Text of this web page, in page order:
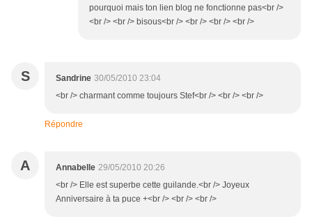
pourquoi mais ton lien blog ne fonctionne pas<br />
<br /> <br /> bisous<br /> <br /> <br /> <br />
S Sandrine 30/05/2010 23:04
<br /> charmant comme toujours Stef<br /> <br /> <br />
Répondre
A Annabelle 29/05/2010 20:26
<br /> Elle est superbe cette guilande.<br /> Joyeux
Anniversaire à ta puce +<br /> <br /> <br />